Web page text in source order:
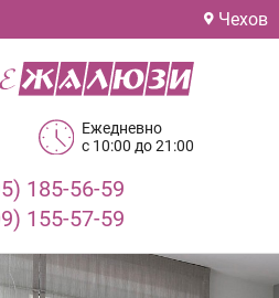
Чехов
Ежедневно
с 10:00 до 21:00
185-56-59
155-57-59